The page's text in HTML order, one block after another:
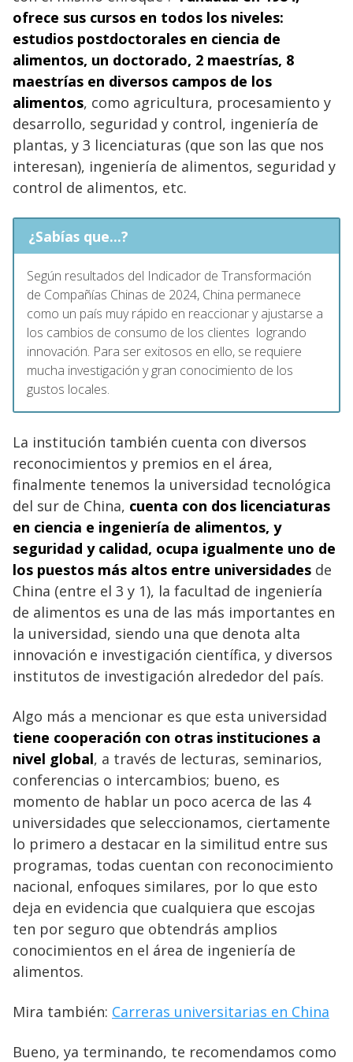
ofrece sus cursos en todos los niveles:
estudios postdoctorales en ciencia de
alimentos, un doctorado, 2 maestrías, 8
maestrías en diversos campos de los
alimentos, como agricultura, procesamiento y
desarrollo, seguridad y control, ingeniería de
plantas, y 3 licenciaturas (que son las que nos
interesan), ingeniería de alimentos, seguridad y
control de alimentos, etc.
¿Sabías que...?
Según resultados del Indicador de Transformación
de Compañías Chinas de 2024, China permanece
como un país muy rápido en reaccionar y ajustarse a
los cambios de consumo de los clientes logrando
innovación. Para ser exitosos en ello, se requiere
mucha investigación y gran conocimiento de los
gustos locales.
La institución también cuenta con diversos
reconocimientos y premios en el área,
finalmente tenemos la universidad tecnológica
del sur de China, cuenta con dos licenciaturas
en ciencia e ingeniería de alimentos, y
seguridad y calidad, ocupa igualmente uno de
los puestos más altos entre universidades de
China (entre el 3 y 1), la facultad de ingeniería
de alimentos es una de las más importantes en
la universidad, siendo una que denota alta
innovación e investigación científica, y diversos
institutos de investigación alrededor del país.
Algo más a mencionar es que esta universidad
tiene cooperación con otras instituciones a
nivel global, a través de lecturas, seminarios,
conferencias o intercambios; bueno, es
momento de hablar un poco acerca de las 4
universidades que seleccionamos, ciertamente
lo primero a destacar en la similitud entre sus
programas, todas cuentan con reconocimiento
nacional, enfoques similares, por lo que esto
deja en evidencia que cualquiera que escojas
ten por seguro que obtendrás amplios
conocimientos en el área de ingeniería de
alimentos.
Mira también: Carreras universitarias en China
Bueno, ya terminando, te recomendamos como